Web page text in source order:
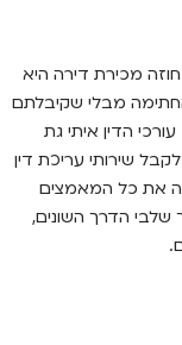
מכירת דירה היא
מבלי שקיבלתם
הדין איתי גת
שירותי עריכת דין
את כל המאמצים
הדרך השונים,